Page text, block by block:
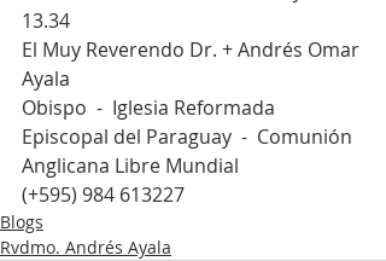
13.34
El Muy Reverendo Dr. + Andrés Omar
Ayala
Obispo  -  Iglesia Reformada
Episcopal del Paraguay  -  Comunión
Anglicana Libre Mundial
(+595) 984 613227
Blogs
Rvdmo. Andrés Ayala